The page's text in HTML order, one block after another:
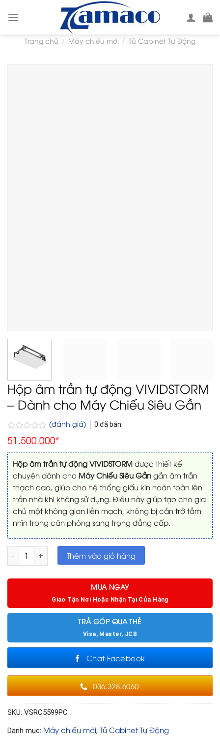
Trang chủ / Máy chiếu mới / Tủ Cabinet Tự Động
Hộp âm trần tự động VIVIDSTORM
– Dành cho Máy Chiếu Siêu Gần
Được
xếp
hạng
0
5
sao
(đánh giá) 0 đã bán
51.500.000₫
Hộp âm trần tự động VIVIDSTORM được thiết kế
chuyên dành cho Máy Chiếu Siêu Gần gắn âm trần
thạch cao, giúp cho hệ thống giấu kín hoàn toàn lên
trần nhà khi không sử dụng. Điều này giúp tạo cho gia
chủ một không gian liền mạch, không bị cản trở tầm
nhìn trong căn phòng sang trọng đẳng cấp.
Hộp âm trần tự động VIVIDSTORM – Dành cho Máy Chiếu
Thêm vào giỏ hàng
MUA NGAY
Giao Tận Nơi Hoặc Nhận Tại Cửa Hàng
TRẢ GÓP QUA THẺ
Visa, Master, JCB
Chat Facebook
036.328.6060
SKU: VSRC5599PC
Danh mục: Máy chiếu mới, Tủ Cabinet Tự Động